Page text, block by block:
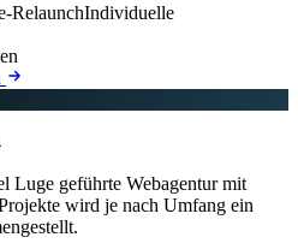
RelaunchIndividuelle
Luge geführte Webagentur mit
wird je nach Umfang ein